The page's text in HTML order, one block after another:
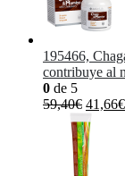
195466,
contribuye al
0 de 5
59,40€ El
precio
original
era:
59,40€.
41,66€